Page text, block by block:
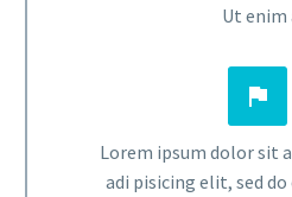
Ut enim


Lorem ipsum dolor sit
adi pisicing elit, sed